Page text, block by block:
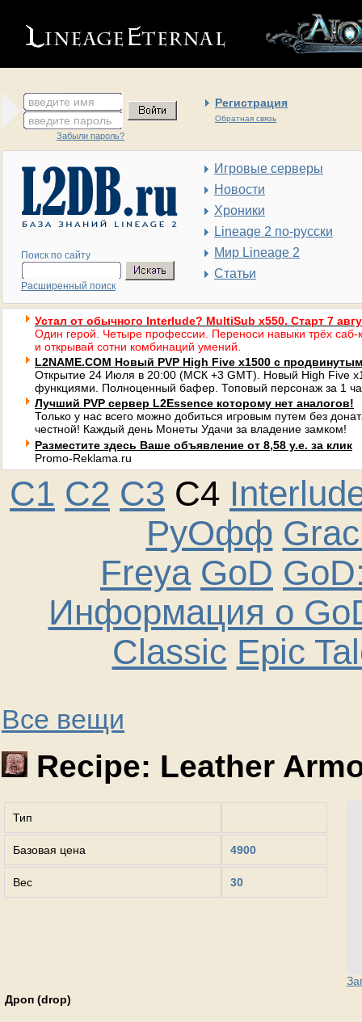
введите имя Регистрация
Обратная связь
введите пароль
Забыли пароль?
Поиск по сайту
Расширенный поиск
Игровые серверы
Новости
Хроники
Lineage 2 по-русски
Мир Lineage 2
Статьи
Устал от обычного Interlude? MultiSub x550. Старт 7
Один герой. Четыре профессии. Переноси навыки трёх саб-
и открывай сотни комбинаций умений.
L2NAME.COM Новый PVP High Five x1500 с
Открытие 24 Июля в 20:00 (МСК +3 GMT). Новый High Five
функциями. Полноценный бафер. Топовый персонаж за 1
Лучший PVP сервер L2Essence которому нет аналогов!
Только у нас всего можно добиться игровым путем без
честной! Каждый день Монеты Удачи за владение замком!
Разместите здесь Ваше объявление от 8,58 у.е. за клик
Promo-Reklama.ru
C1 C2 C3 C4
РуОфф
Freya GoD
Информация о
Classic Epic
Все вещи
Recipe: Leather
Тип
Базовая цена 4900
Вес 30
Дроп (drop)